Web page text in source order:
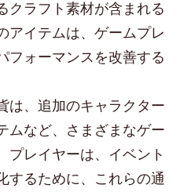
クラフト素材が含まれる
アイテムは、ゲームプレ
フォーマンスを改善する
は、追加のキャラクター
ムなど、さまざまなゲー
プレイヤーは、イベント
するために、これらの通